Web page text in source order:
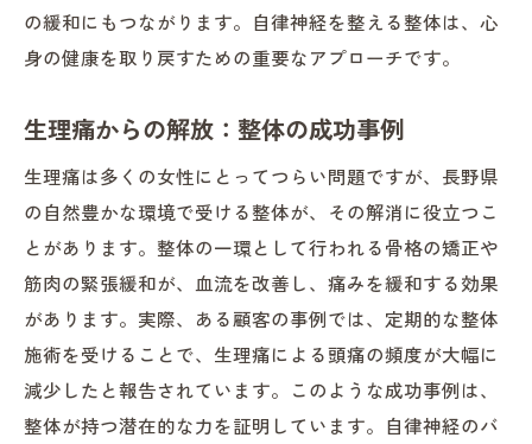
の緩和にもつながります。自律神経を整える整体は、心
身の健康を取り戻すための重要なアプローチです。
生理痛からの解放：整体の成功事例
生理痛は多くの女性にとってつらい問題ですが、長野県
の自然豊かな環境で受ける整体が、その解消に役立つこ
とがあります。整体の一環として行われる骨格の矯正や
筋肉の緊張緩和が、血流を改善し、痛みを緩和する効果
があります。実際、ある顧客の事例では、定期的な整体
施術を受けることで、生理痛による頭痛の頻度が大幅に
減少したと報告されています。このような成功事例は、
整体が持つ潜在的な力を証明しています。自律神経のバ